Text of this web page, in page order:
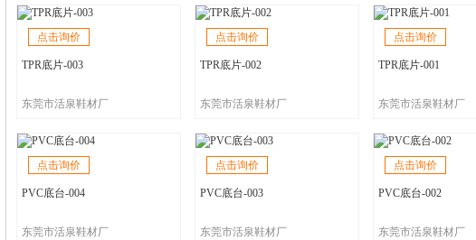
点击询价
TPR底片-003
东莞市活泉鞋材厂
点击询价
TPR底片-002
东莞市活泉鞋材厂
点击询价
TPR底片-001
东莞市活泉鞋材厂
点击询价
PVC底台-004
东莞市活泉鞋材厂
点击询价
PVC底台-003
东莞市活泉鞋材厂
点击询价
PVC底台-002
东莞市活泉鞋材厂